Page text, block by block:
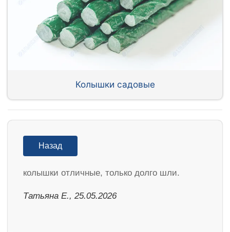
Колышки садовые
Назад
колышки отличные, только долго шли.
Татьяна Е., 25.05.2026